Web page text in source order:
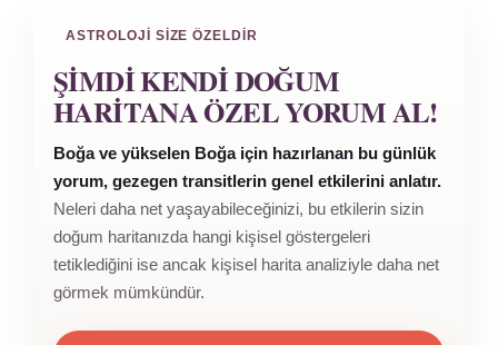
ASTROLOJI SIZE ÖZELDIR
ŞIMDI KENDI DOĞUM
HARITANA ÖZEL YORUM AL!
Boğa ve yükselen Boğa için hazırlanan bu günlük
yorum, gezegen transitlerin genel etkilerini anlatır.
Neleri daha net yaşayabileceğinizi, bu etkilerin sizin
doğum haritanızda hangi kişisel göstergeleri
tetiklediğini ise ancak kişisel harita analiziyle daha net
görmek mümkündür.